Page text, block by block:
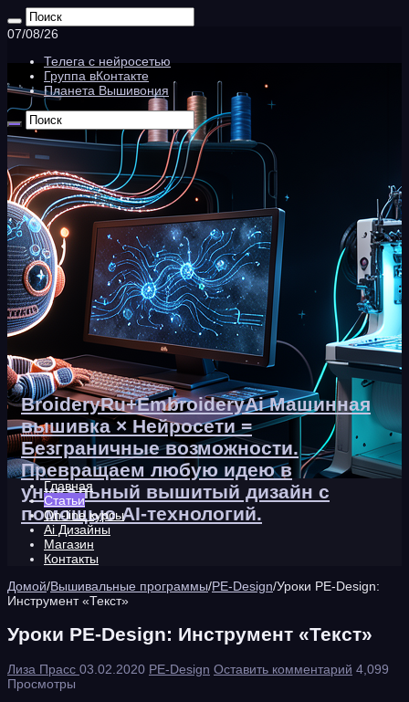
07/08/26
Телега с нейросетью
Группа вКонтакте
Планета Вышивония
BroideryRu+EmbroideryAi Машинная
вышивка × Нейросети =
Безграничные возможности.
Превращаем любую идею в
уникальный вышитый дизайн с
помощью AI-технологий.
Главная
Статьи
On-line курсы
Ai Дизайны
Магазин
Контакты
Домой/Вышивальные программы/PE-Design/Уроки PE-Design:
Инструмент «Текст»
Уроки PE-Design: Инструмент «Текст»
Лиза Прасс 03.02.2020 PE-Design Оставить комментарий 4,099
Просмотры